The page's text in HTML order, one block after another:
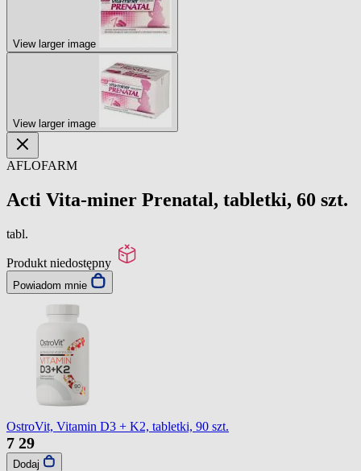
View larger image
View larger image
AFLOFARM
Acti Vita-miner Prenatal, tabletki, 60 szt.
tabl.
Produkt niedostępny
Powiadom mnie
OstroVit, Vitamin D3 + K2, tabletki, 90 szt.
7 29
Dodaj